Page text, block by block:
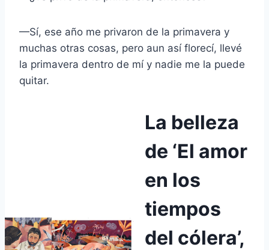
—Sí, ese año me privaron de la primavera y
muchas otras cosas, pero aun así florecí, llevé
la primavera dentro de mí y nadie me la puede
quitar.
La belleza
de ‘El amor
en los
tiempos
del cólera’,